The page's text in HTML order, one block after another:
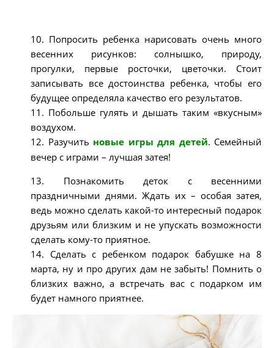
10. Попросить ребенка нарисовать очень много
весенних рисунков: солнышко, природу,
прогулки, первые росточки, цветочки. Стоит
записывать все достоинства ребенка, чтобы его
будущее определяла качество его результатов.
11. Побольше гулять и дышать таким «вкусным»
воздухом.
12. Разучить новые игры для детей. Семейный
вечер с играми – лучшая затея!
13. Познакомить деток с весенними
праздничными днями. Ждать их – особая затея,
ведь можно сделать какой-то интересный подарок
друзьям или близким и не упускать возможности
сделать кому-то приятное.
14. Сделать с ребенком подарок бабушке на 8
марта, ну и про других дам не забыть! Помнить о
близких важно, а встречать вас с подарком им
будет намного приятнее.